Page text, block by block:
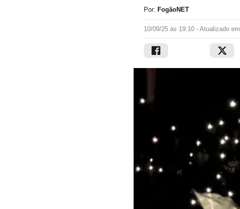
Por: FogãoNET
10/09/25 às 19:10 - Atualizado em